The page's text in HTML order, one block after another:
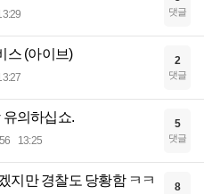
댓글
스 (아이브) 2
댓글
유의하십쇼.
13:25
5
댓글
지만 경찰도 당황함 ㅋㅋ 8